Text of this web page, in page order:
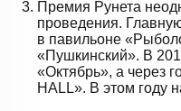
Премия Рунета
проведения.
в павильоне
«Пушкинский». В
«Октябрь», а через
HALL». В этом году